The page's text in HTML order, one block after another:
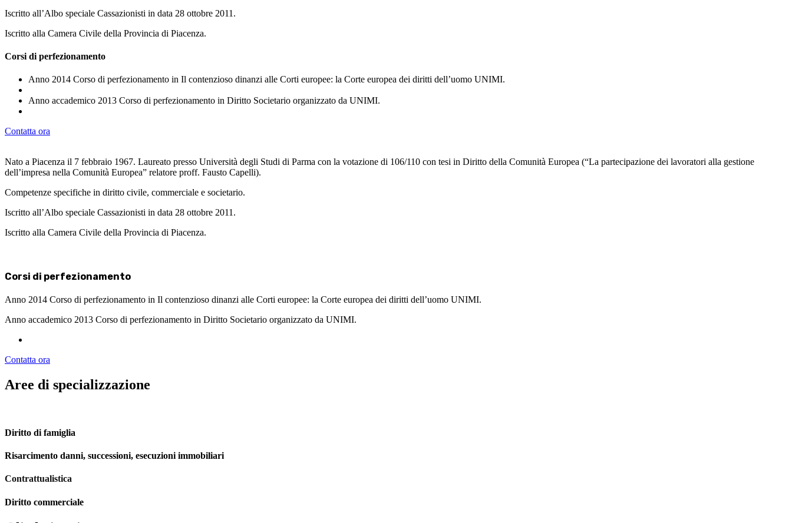
Iscritto all’Albo speciale Cassazionisti in data 28 ottobre 2011.
Iscritto alla Camera Civile della Provincia di Piacenza.
Corsi di perfezionamento
Anno 2014 Corso di perfezionamento in Il contenzioso dinanzi alle Corti europee: la Corte europea dei diritti dell’uomo UNIMI.
Anno accademico 2013 Corso di perfezionamento in Diritto Societario organizzato da UNIMI.
Contatta ora
Nato a Piacenza il 7 febbraio 1967. Laureato presso Università degli Studi di Parma con la votazione di 106/110 con tesi in Diritto della Comunità Europea (“La partecipazione dei lavoratori alla gestione
dell’impresa nella Comunità Europea” relatore proff. Fausto Capelli).
Competenze specifiche in diritto civile, commerciale e societario.
Iscritto all’Albo speciale Cassazionisti in data 28 ottobre 2011.
Iscritto alla Camera Civile della Provincia di Piacenza.
Corsi di perfezionamento
Anno 2014 Corso di perfezionamento in Il contenzioso dinanzi alle Corti europee: la Corte europea dei diritti dell’uomo UNIMI.
Anno accademico 2013 Corso di perfezionamento in Diritto Societario organizzato da UNIMI.
Contatta ora
Aree di specializzazione
Diritto di famiglia
Risarcimento danni, successioni, esecuzioni immobiliari
Contrattualistica
Diritto commerciale